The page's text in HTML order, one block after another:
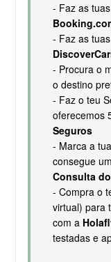
- Faz as
- Faz as
- Procura o
o destino
- Faz o teu
oferecemos
Seguros
- Marca a
consegue
Consulta
- Compra o
virtual) para
com a
testadas e